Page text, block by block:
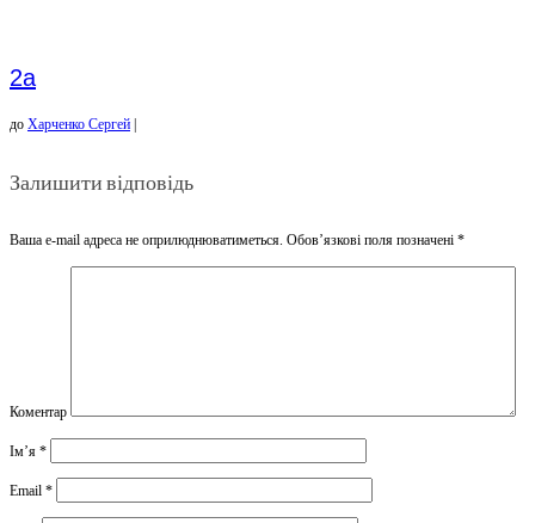
2a
до Харченко Сергей
Залишити відповідь
Ваша e-mail адреса не оприлюднюватиметься. Обов’язкові поля позначені *
Коментар
Ім’я *
Email *